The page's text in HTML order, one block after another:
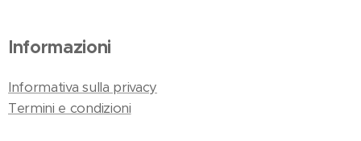
Informazioni
Informativa sulla privacy
Termini e condizioni